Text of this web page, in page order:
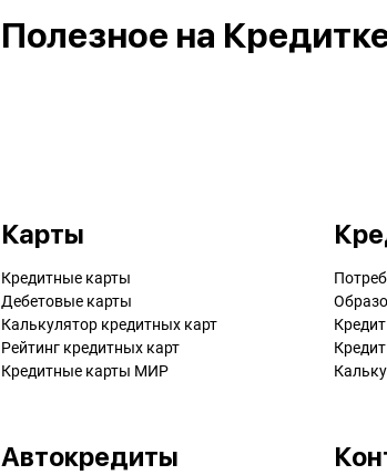
Полезное на
Карты
Кредитные карты
Дебетовые карты
Калькулятор кредитных карт
Рейтинг кредитных карт
Кредитные карты МИР
Автокредиты